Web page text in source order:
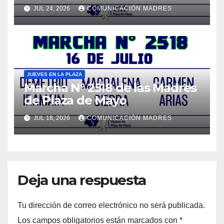
JUL 24, 2026 COMUNICACIÓN MADRES
JUEVES EN LA PLAZA
Marcha N° 2518 de las Madres
de Plaza de Mayo
JUL 18, 2026 COMUNICACIÓN MADRES
Deja una respuesta
Tu dirección de correo electrónico no será publicada.
Los campos obligatorios están marcados con *